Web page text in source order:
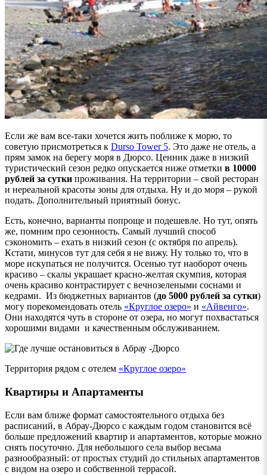
Если же вам все-таки хочется жить поближе к морю, то
советую присмотреться к Durso Tower 5. Это даже не отель, а
прям замок на берегу моря в Дюрсо. Ценник даже в низкий
туристический сезон редко опускается ниже отметки в 10000
рублей за сутки проживания. На территории – свой ресторан
и нереальной красоты зоны для отдыха. Ну и до моря – рукой
подать. Дополнительный приятный бонус.
Есть, конечно, варианты попроще и подешевле. Но тут, опять
же, помним про сезонность. Самый лучший способ
сэкономить – ехать в низкий сезон (с октября по апрель).
Кстати, минусов тут для себя я не вижу. Ну только то, что в
море искупаться не получится. Осенью тут наоборот очень
красиво – скалы украшает красно-желтая скумпия, которая
очень красиво контрастирует с вечнозелеными соснами и
кедрами. Из бюджетных вариантов (до 5000 рублей за сутки)
могу порекомендовать отель «Круглое озеро» и «Айвенго».
Они находятся чуть в стороне от озера, но могут похвастаться
хорошими видами и качественным обслуживанием.
Территория рядом с отелем «Круглое озеро»
Квартиры и Апартаменты
Если вам ближе формат самостоятельного отдыха без
расписаний, в Абрау-Дюрсо с каждым годом становится всё
больше предложений квартир и апартаментов, которые можно
снять посуточно. Для небольшого села выбор весьма
разнообразный: от простых студий до стильных апартаментов
с видом на озеро и собственной террасой.